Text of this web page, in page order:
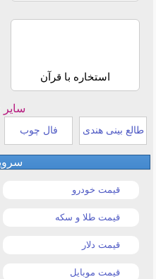
استخاره با قرآن
سایر
طالع بینی هندی فال چوب
قیمت خودرو
قیمت طلا و سکه
قیمت دلار
قیمت موبایل